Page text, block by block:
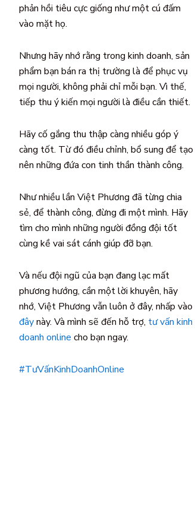
phản hồi tiêu cực giống như một cú đấm
vào mặt họ.
Nhưng hãy nhớ rằng trong kinh doanh, sản
phẩm bạn bán ra thị trường là để phục vụ
mọi người, không phải chỉ mỗi bạn. Vì thế,
tiếp thu ý kiến mọi người là điều cần thiết.
Hãy cố gắng thu thập càng nhiều góp ý
càng tốt. Từ đó điều chỉnh, bổ sung để tạo
nên những đứa con tinh thần thành công.
Như nhiều lần Việt Phương đã từng chia
sẻ, để thành công, đừng đi một mình. Hãy
tìm cho mình những người đồng đội tốt
cùng kề vai sát cánh giúp đỡ bạn.
Và nếu đội ngũ của bạn đang lạc mất
phương hướng, cần một lời khuyên, hãy
nhớ, Việt Phương vẫn luôn ở đây, nhấp vào
đâynày. Và mình sẽ đến hỗ trợ, tư vấn kinh
doanh online cho bạn ngay.
#TưVấnKinhDoanhOnline